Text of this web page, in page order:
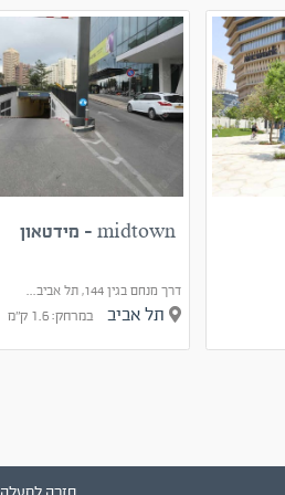
midtown - מידטאון
דרך מנחם בגין 144, תל אביב...
תל אביב במרחק: 1.6 ק"מ